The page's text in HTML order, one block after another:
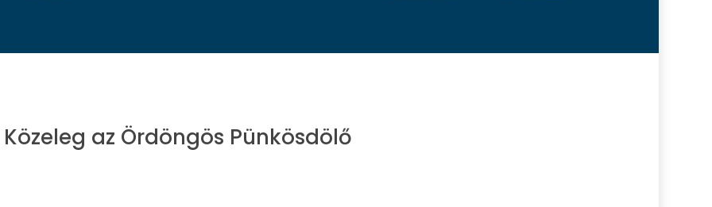
Közeleg az Ördöngös Pünkösdölő